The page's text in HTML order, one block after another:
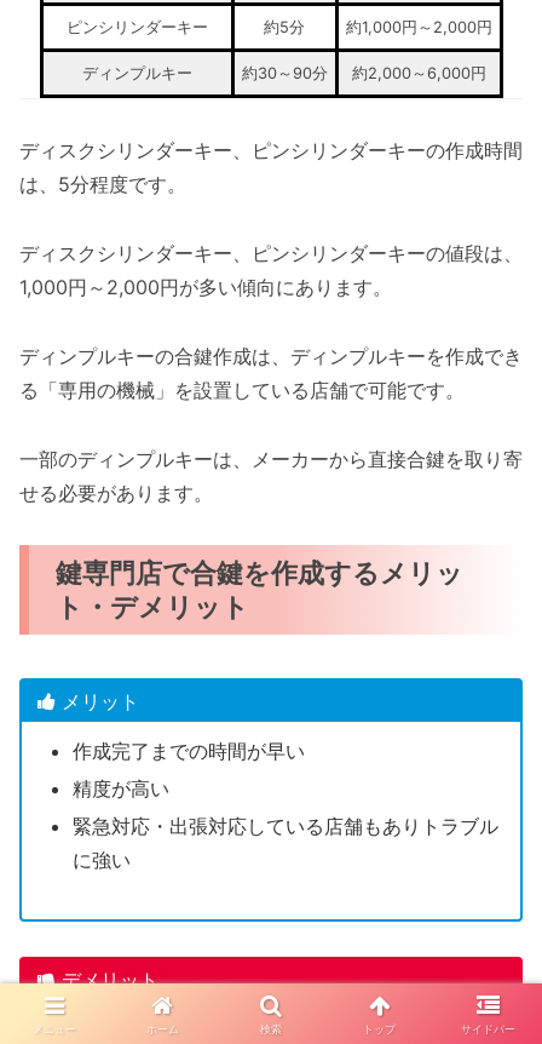
ピンシリンダーキー 約5分 約1,000円～2,000円
ディンプルキー 約30～90分 約2,000～6,000円
ディスクシリンダーキー、ピンシリンダーキーの作成時間
は、5分程度です。
ディスクシリンダーキー、ピンシリンダーキーの値段は、
1,000円～2,000円が多い傾向にあります。
ディンプルキーの合鍵作成は、ディンプルキーを作成でき
る「専用の機械」を設置している店舗で可能です。
一部のディンプルキーは、メーカーから直接合鍵を取り寄
せる必要があります。
鍵専門店で合鍵を作成するメリッ
ト・デメリット
メリット
作成完了までの時間が早い
精度が高い
緊急対応・出張対応している店舗もありトラブル
に強い
デメリット
一部のディンプルキーは店舗で合鍵作成できない
メニュー ホーム 検索 トップ サイドバー